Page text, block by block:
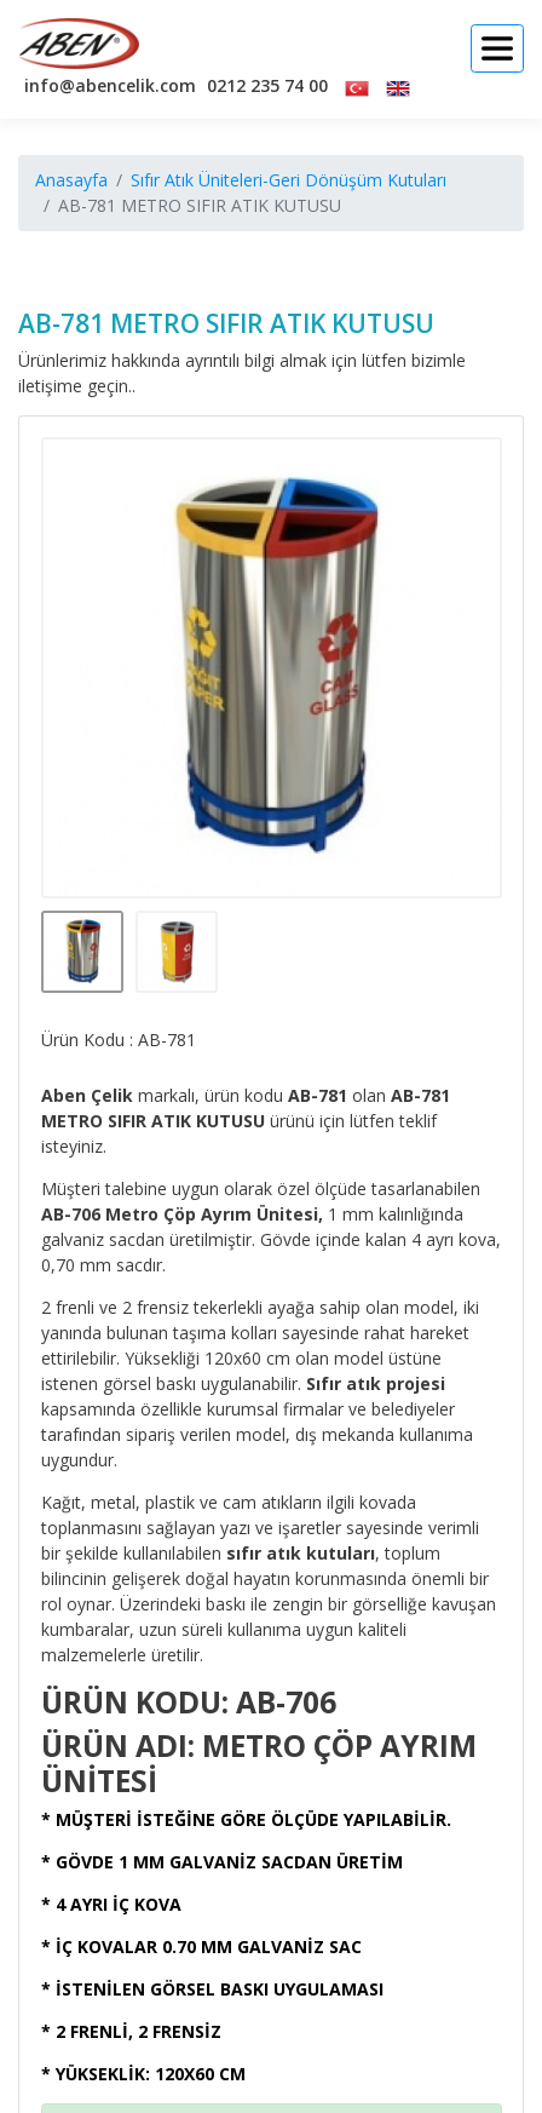
info@abencelik.com 0212 235 74 00
Anasayfa
Sıfır Atık Üniteleri-Geri Dönüşüm Kutuları
AB-781 METRO SIFIR ATIK KUTUSU
AB-781 METRO SIFIR ATIK KUTUSU
Ürünlerimiz hakkında ayrıntılı bilgi almak için lütfen bizimle
iletişime geçin..
Ürün Kodu : AB-781
Aben Çelikmarkalı, ürün kodu AB-781 olan AB-781
METRO SIFIR ATIK KUTUSUürünü için lütfen teklif
isteyiniz.
Müşteri talebine uygun olarak özel ölçüde tasarlanabilen
AB-706 Metro Çöp Ayrım Ünitesi, 1 mm kalınlığında
galvaniz sacdan üretilmiştir. Gövde içinde kalan 4 ayrı kova,
0,70 mm sacdır.
2 frenli ve 2 frensiz tekerlekli ayağa sahip olan model, iki
yanında bulunan taşıma kolları sayesinde rahat hareket
ettirilebilir. Yüksekliği 120x60 cm olan model üstüne
istenen görsel baskı uygulanabilir. Sıfır atık projesi
kapsamında özellikle kurumsal firmalar ve belediyeler
tarafından sipariş verilen model, dış mekanda kullanıma
uygundur.
Kağıt, metal, plastik ve cam atıkların ilgili kovada
toplanmasını sağlayan yazı ve işaretler sayesinde verimli
bir şekilde kullanılabilen sıfır atık kutuları, toplum
bilincinin gelişerek doğal hayatın korunmasında önemli bir
rol oynar. Üzerindeki baskı ile zengin bir görselliğe kavuşan
kumbaralar, uzun süreli kullanıma uygun kaliteli
malzemelerle üretilir.
ÜRÜN KODU: AB-706
ÜRÜN ADI: METRO ÇÖP AYRIM
ÜNİTESİ
* MÜŞTERİ İSTEĞİNE GÖRE ÖLÇÜDE YAPILABİLİR.
* GÖVDE 1 MM GALVANİZ SACDAN ÜRETİM
* 4 AYRI İÇ KOVA
* İÇ KOVALAR 0.70 MM GALVANİZ SAC
* İSTENİLEN GÖRSEL BASKI UYGULAMASI
* 2 FRENLİ, 2 FRENSİZ
* YÜKSEKLİK: 120X60 CM